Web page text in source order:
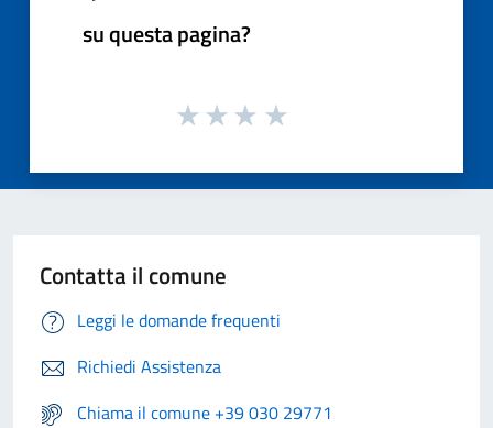
su questa pagina?
Contatta il comune
Leggi le domande frequenti
Richiedi Assistenza
Chiama il comune +39 030 29771